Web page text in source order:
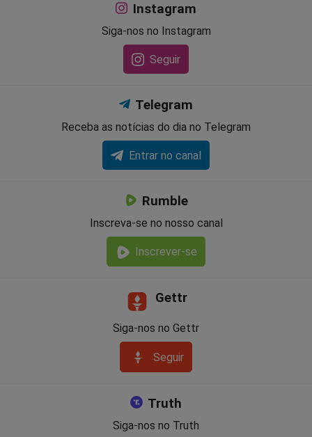
Instagram
Siga-nos no Instagram
Seguir
Telegram
Receba as notícias do dia no Telegram
Entrar no canal
Rumble
Inscreva-se no nosso canal
Inscrever-se
Gettr
Siga-nos no Gettr
Seguir
Truth
Siga-nos no Truth